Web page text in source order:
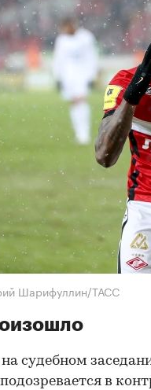
Шарифуллин/ТАСС
на судебном
в